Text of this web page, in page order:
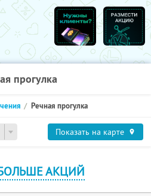
прогулка
Речная прогулка
Показать на карте
АКЦИЙ